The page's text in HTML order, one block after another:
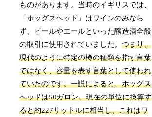
ものがあります。当時のイギリスでは、
「ホッグスヘッド」はワインのみなら
ず、ビールやエールといった醸造酒全般
の取引に使用されていました。つまり、
現代のように特定の樽の種類を指す言葉
ではなく、容量を表す言葉として使われ
ていたのです。一説によると、ホッグス
ヘッドは50ガロン、現在の単位に換算す
ると約227リットルに相当し、これはワ